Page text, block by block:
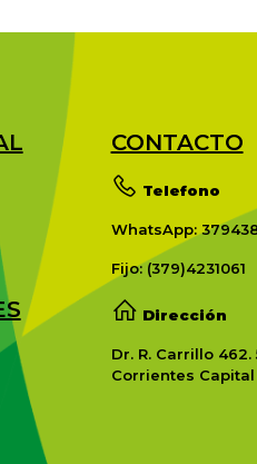
CONTACTO
Telefono
WhatsApp:
Fijo: (379)4231061
Dirección
Dr. R. Carrillo 462.
Corrientes Capital